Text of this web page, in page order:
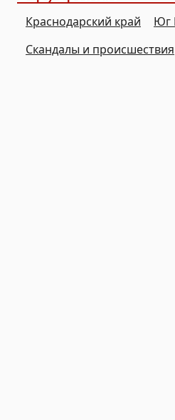
Краснодарский край Юг
Скандалы и происшествия